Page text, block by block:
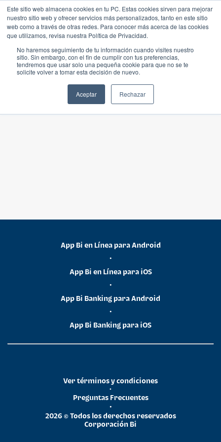
Este sitio web almacena cookies en tu PC. Estas cookies sirven para mejorar
nuestro sitio web y ofrecer servicios más personalizados, tanto en este sitio
web como a través de otras redes. Para conocer más acerca de las cookies
que utilizamos, revisa nuestra Política de Privacidad.
No haremos seguimiento de tu información cuando visites nuestro
sitio. Sin embargo, con el fin de cumplir con tus preferencias,
tendremos que usar solo una pequeña cookie para que no se te
solicite volver a tomar esta decisión de nuevo.
Aceptar Rechazar
App Bi en Línea para Android
•
App Bi en Línea para iOS
•
App Bi Banking para Android
•
App Bi Banking para iOS
2026 © Todos los derechos reservados
Corporación Bi
•
Preguntas Frecuentes
•
Ver términos y condiciones